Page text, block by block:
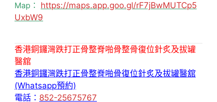
Map： https://maps.app.goo.gl/rF7jBwMUTCp5
UxbW9
香港銅鑼灣跌打正骨整脊啪骨整骨復位針炙及拔罐
醫舘
香港銅鑼灣跌打正骨整脊啪骨復位針炙及拔罐醫舘
(Whatsapp預約)
電話： 852-25675767